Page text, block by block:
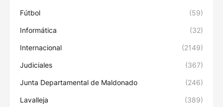
Fútbol (59)
Informática (32)
Internacional (2149)
Judiciales (367)
Junta Departamental de Maldonado (246)
Lavalleja (389)